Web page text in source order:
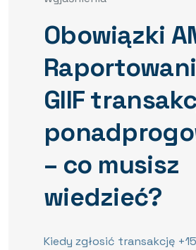
Obowiązki
GIIF
– co musisz
wiedzieć?
Kiedy zgłosić transakcję